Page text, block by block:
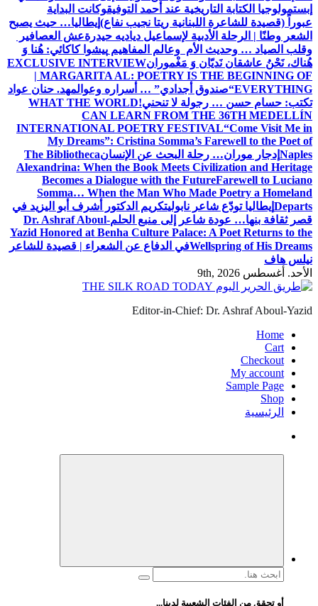
إبستمولوجيا الكتابة التاريخية عند أحمد التوفيقوكانت البداية
عبوراً (قصيدة للشاعرة اللبنانية ريتا نجيب نفاع) إيطاليا… حيث يصبح
الشعر وطنًا | الرحلة الأدبية لإسماعيل دياديه حيدرةعش العصافير
وقلب الصياد … وحديث الأم وعالم المفاهيم پیشوا کاکائي: هُنا وَ
هُناك، نَحْنُ عاشقان نَديّان وَ مَغْمورانEXCLUSIVE INTERVIEW
| MARGARITA AL: POETRY IS THE BEGINNING OF
EVERYTHING“صندوق أجدادي” … أسراره وعوالمهد. حنان عواد
تكتب: حسام حسن … رجولة لا تنحني!WHAT THE WORLD
CAN LEARN FROM THE 36TH MEDELLÍN
INTERNATIONAL POETRY FESTIVAL“Come Visit Me in
My Dreams”: Cristina Somma’s Farewell to the Poet of
Naples إدجار موران… رحلة البحث عن الإنسانThe Bibliotheca
Alexandrina: When the Book Meets Civilization and Heritage
Becomes a Dialogue with the FutureFarewell to Luciano
Somma… When the Man Who Made Poetry a Homeland
Departs إيطاليا تودّع شاعر نابوليتكريم الدكتور أشرف أبو اليزيد في
قصر ثقافة بنها… عودة شاعر إلى منبع الحلمDr. Ashraf Aboul-
Yazid Honored at Benha Culture Palace: A Poet Returns to the
Wellspring of His Dreamsفي الدفاع عن الشعراء | قصيدة للشاعر
نيلس هاف
الأحد. أغسطس 9th, 2026
Editor-in-Chief: Dr. Ashraf Aboul-Yazid
Home
Cart
Checkout
My account
Sample Page
Shop
الرئيسية
البحث
أو تحقق من الفئات الشعبية لدينا...